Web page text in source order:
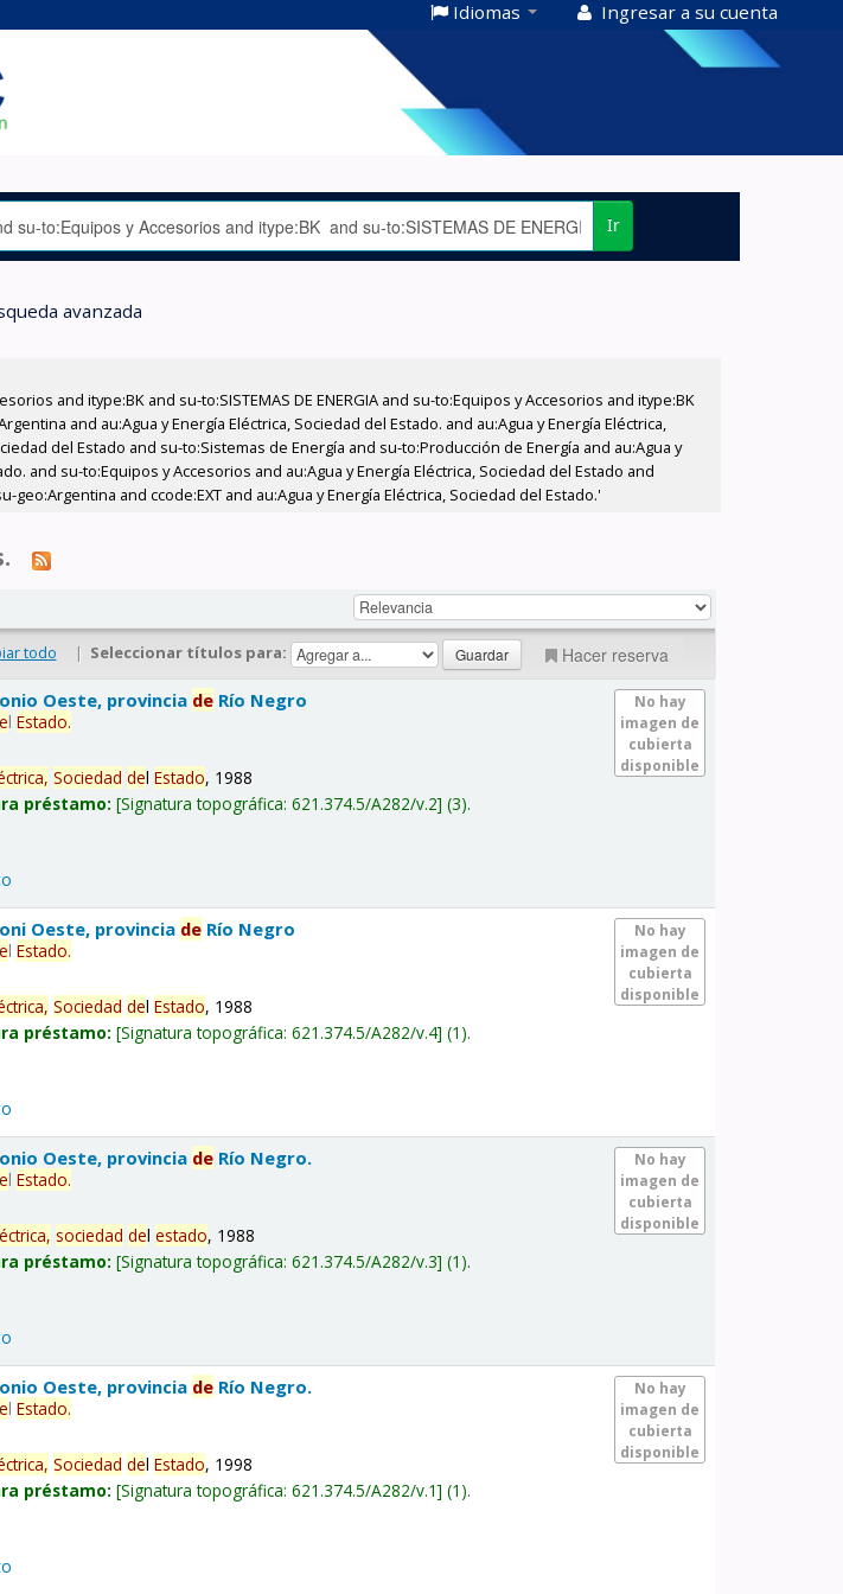
Idiomas Ingresar a su cuenta
Ir
avanzada
and itype:BK and su-to:SISTEMAS DE ENERGIA and su-to:Equipos y Accesorios and itype:BK
and au:Agua y Energía Eléctrica, Sociedad del Estado. and au:Agua y Energía Eléctrica,
del Estado and su-to:Sistemas de Energía and su-to:Producción de Energía and au:Agua y
and su-to:Equipos y Accesorios and au:Agua y Energía Eléctrica, Sociedad del Estado and
and ccode:EXT and au:Agua y Energía Eléctrica, Sociedad del Estado.'
todo | Seleccionar títulos para: Hacer reserva
No hay
imagen de
cubierta
disponible
Oeste, provincia de Río Negro
lEstado.
Sociedad delEstado, 1988
préstamo: Signatura topográfica:621.374.5/A282/v.2 (3).
No hay
imagen de
cubierta
disponible
Oeste, provincia de Río Negro
lEstado.
Sociedad delEstado, 1988
préstamo: Signatura topográfica:621.374.5/A282/v.4 (1).
No hay
imagen de
cubierta
disponible
Oeste, provincia de Río Negro.
lEstado.
sociedad delestado, 1988
préstamo: Signatura topográfica:621.374.5/A282/v.3 (1).
No hay
imagen de
cubierta
disponible
Oeste, provincia de Río Negro.
lEstado.
Sociedad delEstado, 1998
préstamo: Signatura topográfica:621.374.5/A282/v.1 (1).